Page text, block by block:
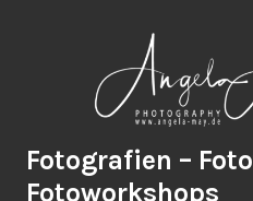
Fotografien –
Fotoworkshops